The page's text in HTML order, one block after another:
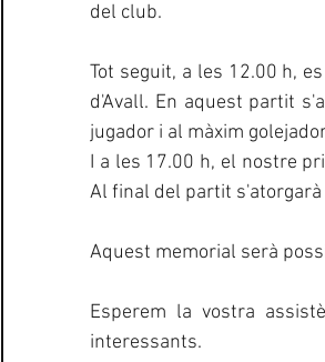
del club.
Tot seguit, a les 12.00 h,
d'Avall. En aquest partit
jugador i al màxim
I a les 17.00 h, el nostre
Al final del partit
Aquest memorial serà
Esperem la vostra
interessants.